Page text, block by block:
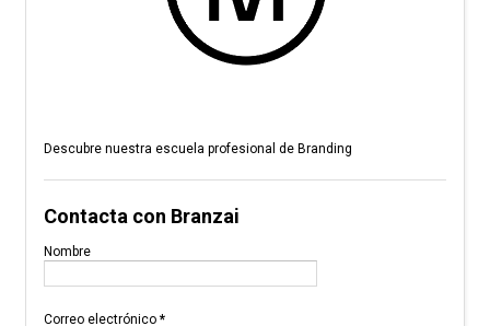
Descubre nuestra escuela profesional de Branding
Contacta con Branzai
Nombre
Correo electrónico *